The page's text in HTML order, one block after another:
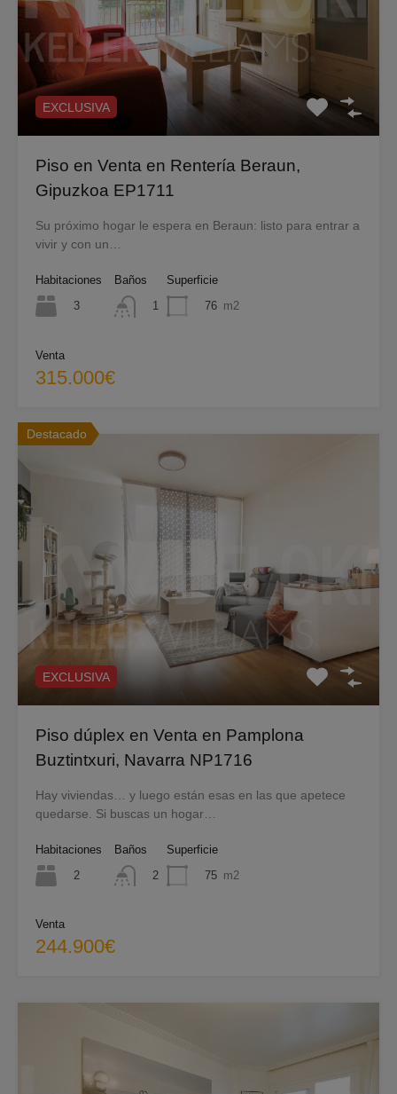
EXCLUSIVA
Piso en Venta en Rentería Beraun,
Gipuzkoa EP1711
Su próximo hogar le espera en Beraun: listo para entrar a
vivir y con un…
Habitaciones
3
Baños
1
Superficie
76 m2
Venta
315.000€
Destacado
EXCLUSIVA
Piso dúplex en Venta en Pamplona
Buztintxuri, Navarra NP1716
Hay viviendas… y luego están esas en las que apetece
quedarse. Si buscas un hogar…
Habitaciones
2
Baños
2
Superficie
75 m2
Venta
244.900€